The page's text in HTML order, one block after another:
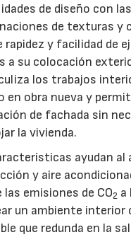
de diseño con
de texturas y
rapidez y facilidad de
a su colocación
los trabajos
en obra nueva y
de fachada sin
la vivienda.
ayudan al
y aire
las emisiones de CO2 a
un ambiente
que redunda en la